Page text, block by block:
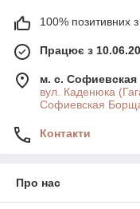
100% позитивних з
Працює з
м. с.
вул. Каденюка
Софиевская
Контакти
Про нас